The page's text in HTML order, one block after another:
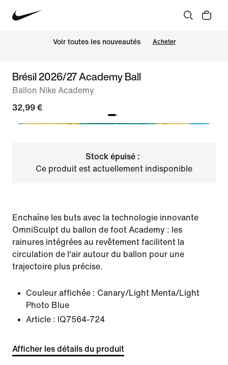
Voir toutes les nouveautés Acheter
Brésil 2026/27 Academy Ball
Ballon Nike Academy
32,99 €
Stock épuisé :
Ce produit est actuellement indisponible
Enchaîne les buts avec la technologie innovante
OmniSculpt du ballon de foot Academy : les
rainures intégrées au revêtement facilitent la
circulation de l'air autour du ballon pour une
trajectoire plus précise.
Couleur affichée : Canary/Light Menta/Light
Photo Blue
Article : IQ7564-724
Afficher les détails du produit